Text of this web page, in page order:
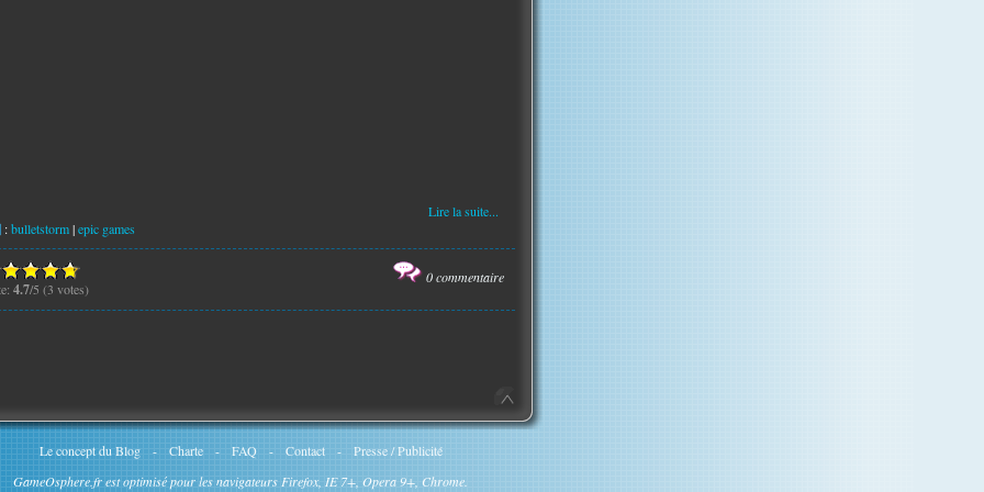
Lire la suite...
:bulletstorm|epic games
0 commentaire
4.7/5 (3 votes)
Le concept du Blog - Charte - FAQ - Contact -
Presse / Publicité
GameOsphere.fr est optimisé pour les navigateurs Firefox, IE 7+, Opera 9+, Chrome.